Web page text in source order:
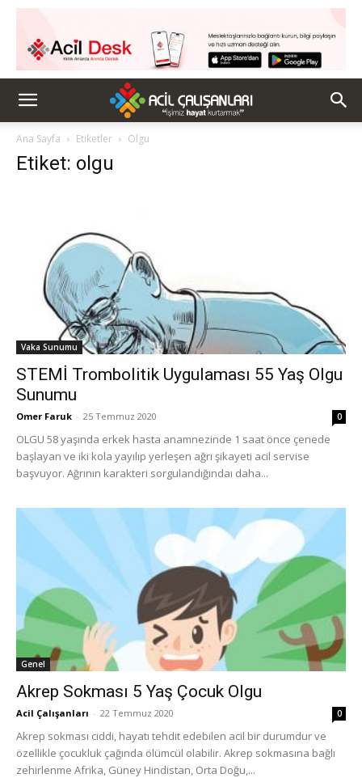
Ana Sayfa Etiketler Olgu
Etiket: olgu
Vaka Sunumu
STEMİ Trombolitik Uygulaması 55 Yaş Olgu
Sunumu
Omer Faruk - 25 Temmuz 2020 0
OLGU 58 yaşında erkek hasta anamnezinde 1 saat önce çenede
başlayan ve iki kola yayılıp yerleşen ağrı şikayeti acil servise
başvuyor. Ağrının karakteri sorgulandığındaı daha...
Genel
Akrep Sokması 5 Yaş Çocuk Olgu
Acil Çalışanları - 22 Temmuz 2020 0
Akrep sokması ciddi, hayatı tehdit edebilen acil bir durumdur ve
özellikle çocukluk çağında ölümcül olabilir. Akrep sokmasına bağlı
zehirlenme Afrika, Güney Hindistan, Orta Doğu,...